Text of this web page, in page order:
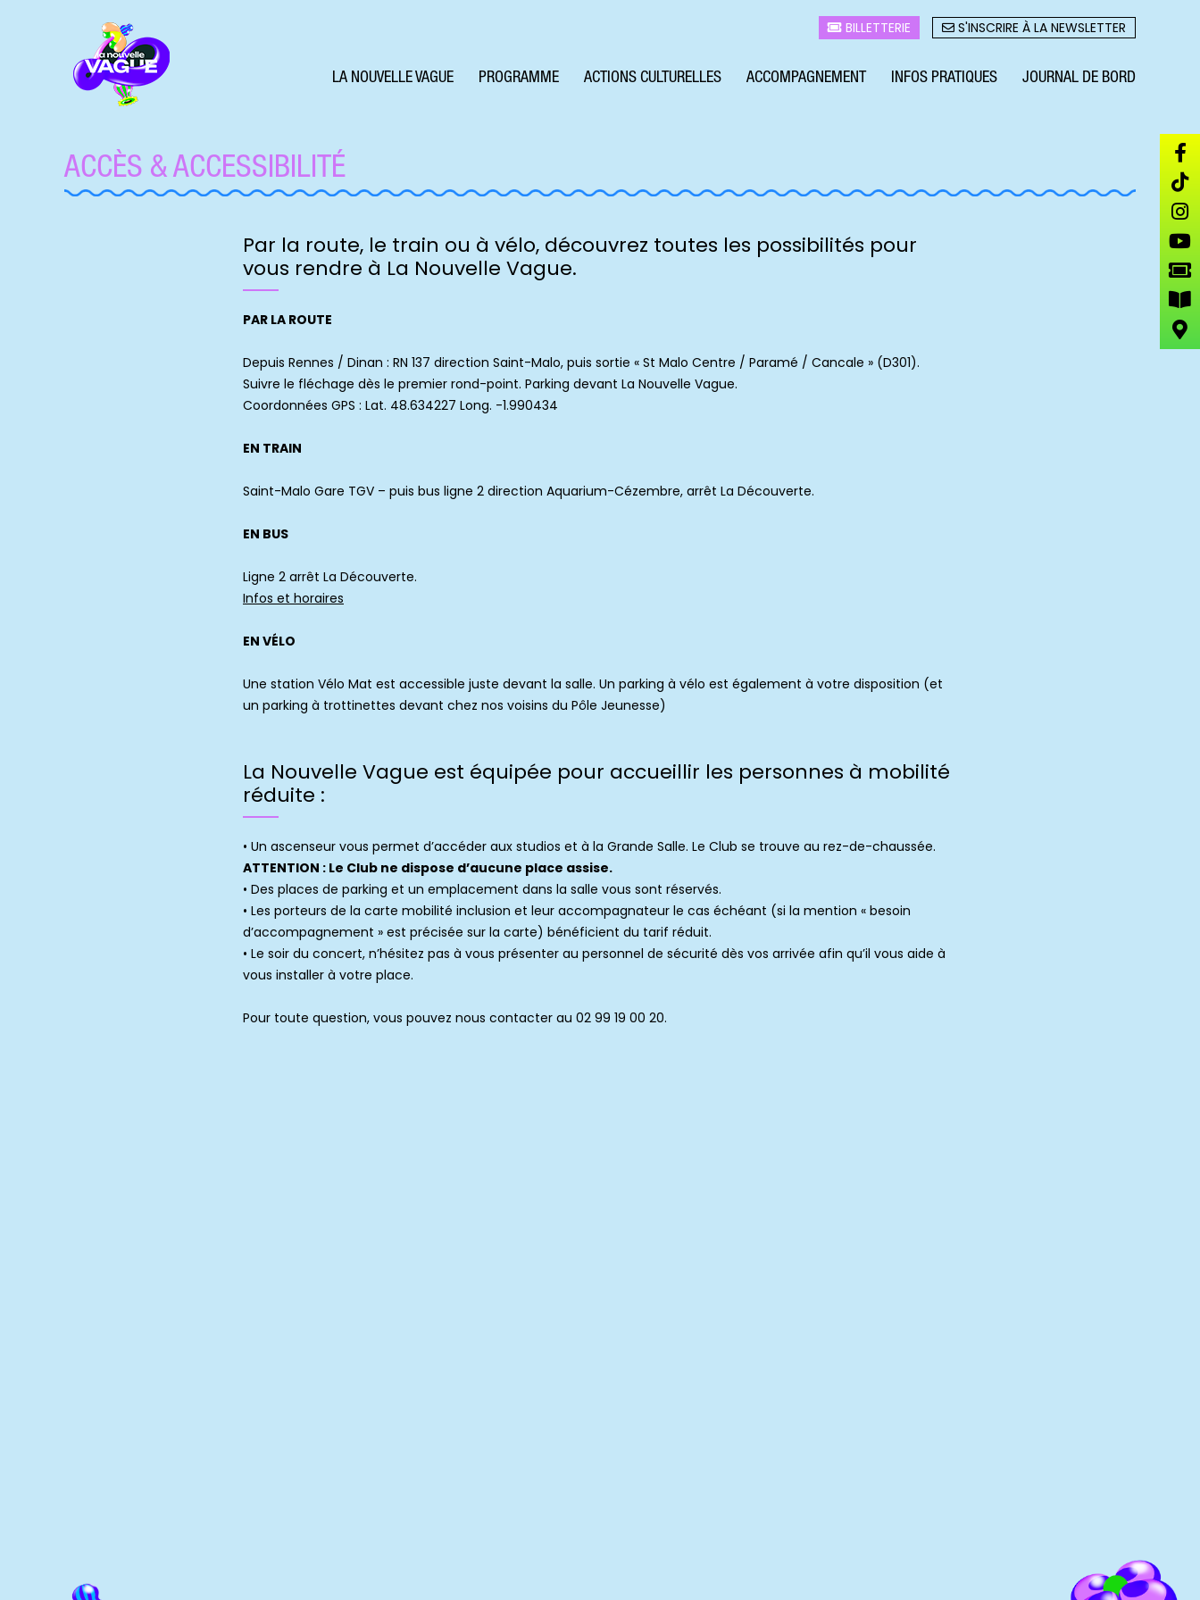
BILLETTERIE S'INSCRIRE À LA NEWSLETTER
LA NOUVELLE VAGUE PROGRAMME ACTIONS CULTURELLES ACCOMPAGNEMENT INFOS PRATIQUES JOURNAL DE BORD
ACCÈS & ACCESSIBILITÉ
Par la route, le train ou à vélo, découvrez toutes les possibilités pour
vous rendre à La Nouvelle Vague.
PAR LA ROUTE
Depuis Rennes / Dinan : RN 137 direction Saint-Malo, puis sortie « St Malo Centre / Paramé / Cancale » (D301).
Suivre le fléchage dès le premier rond-point. Parking devant La Nouvelle Vague.
Coordonnées GPS : Lat. 48.634227 Long. -1.990434
EN TRAIN
Saint-Malo Gare TGV – puis bus ligne 2 direction Aquarium-Cézembre, arrêt La Découverte.
EN BUS
Ligne 2 arrêt La Découverte.
Infos et horaires
EN VÉLO
Une station Vélo Mat est accessible juste devant la salle. Un parking à vélo est également à votre disposition (et
un parking à trottinettes devant chez nos voisins du Pôle Jeunesse)
La Nouvelle Vague est équipée pour accueillir les personnes à mobilité
réduite :
• Un ascenseur vous permet d’accéder aux studios et à la Grande Salle. Le Club se trouve au rez-de-chaussée.
ATTENTION : Le Club ne dispose d’aucune place assise.
• Des places de parking et un emplacement dans la salle vous sont réservés.
• Les porteurs de la carte mobilité inclusion et leur accompagnateur le cas échéant (si la mention « besoin
d’accompagnement » est précisée sur la carte) bénéficient du tarif réduit.
• Le soir du concert, n’hésitez pas à vous présenter au personnel de sécurité dès vos arrivée afin qu’il vous aide à
vous installer à votre place.
Pour toute question, vous pouvez nous contacter au 02 99 19 00 20.